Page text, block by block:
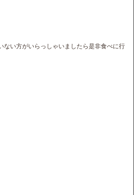
ない方がいらっしゃいましたら是非食べに行